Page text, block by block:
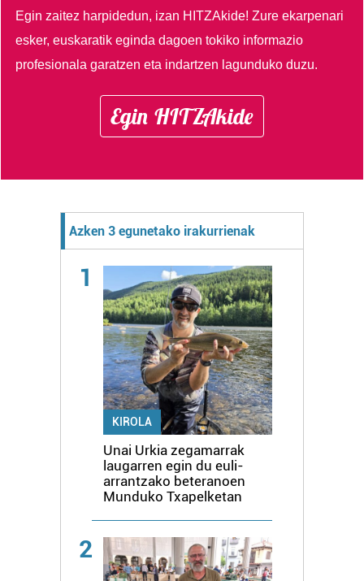
Egin zaitez harpidedun, izan HITZAkide!Zure ekarpenari
esker, euskaratik eginda dagoen tokiko informazio
profesionala garatzen eta indartzen lagunduko duzu.
Egin HITZAkide
Azken 3 egunetako irakurrienak
1
KIROLA
Unai Urkia zegamarrak
laugarren egin du euli-
arrantzako beteranoen
Munduko Txapelketan
2